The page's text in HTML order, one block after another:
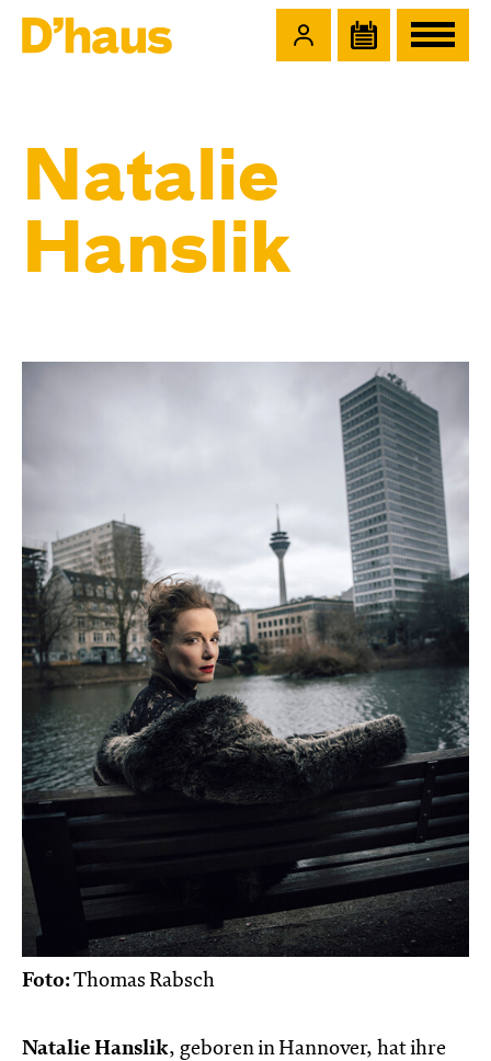
Natalie
Hanslik
Foto:Thomas Rabsch
Natalie Hanslik, geboren in Hannover, hat ihre